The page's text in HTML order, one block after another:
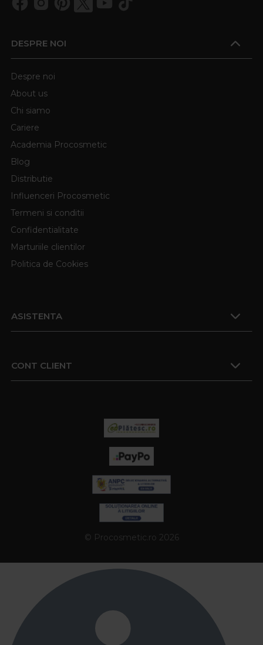
DESPRE NOI
Despre noi
About us
Chi siamo
Cariere
Academia Procosmetic
Blog
Distributie
Influenceri Procosmetic
Termeni si conditii
Confidentialitate
Marturiile clientilor
Politica de Cookies
ASISTENTA
CONT CLIENT
© Procosmetic.ro 2026